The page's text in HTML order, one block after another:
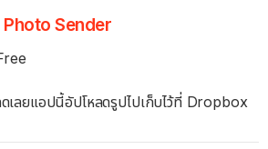
Sender
ดเลยแอปนี้อัปโหลดรูปไปเก็บไว้ที่ Dropbox